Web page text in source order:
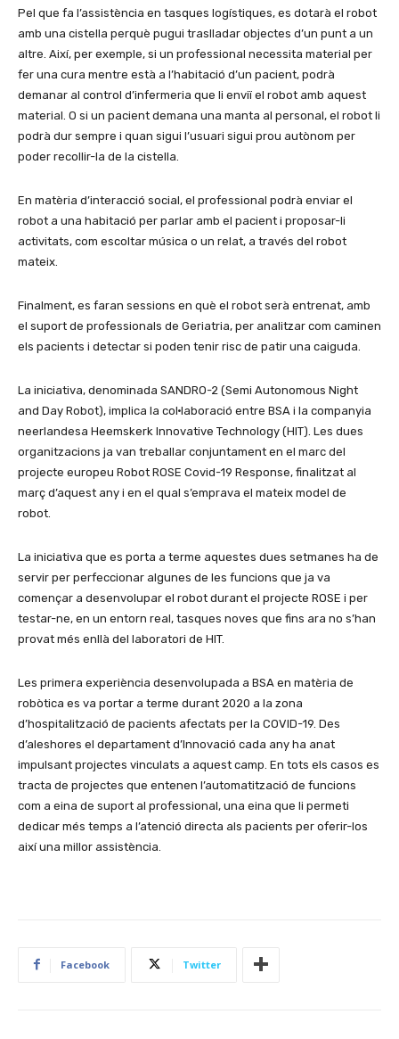
Pel que fa l’assistència en tasques logístiques, es dotarà el robot
amb una cistella perquè pugui traslladar objectes d’un punt a un
altre. Així, per exemple, si un professional necessita material per
fer una cura mentre està a l’habitació d’un pacient, podrà
demanar al control d’infermeria que li enviï el robot amb aquest
material. O si un pacient demana una manta al personal, el robot li
podrà dur sempre i quan sigui l’usuari sigui prou autònom per
poder recollir-la de la cistella.
En matèria d’interacció social, el professional podrà enviar el
robot a una habitació per parlar amb el pacient i proposar-li
activitats, com escoltar música o un relat, a través del robot
mateix.
Finalment, es faran sessions en què el robot serà entrenat, amb
el suport de professionals de Geriatria, per analitzar com caminen
els pacients i detectar si poden tenir risc de patir una caiguda.
La iniciativa, denominada SANDRO-2 (Semi Autonomous Night
and Day Robot), implica la col·laboració entre BSA i la companyia
neerlandesa Heemskerk Innovative Technology (HIT). Les dues
organitzacions ja van treballar conjuntament en el marc del
projecte europeu Robot ROSE Covid-19 Response, finalitzat al
març d’aquest any i en el qual s’emprava el mateix model de
robot.
La iniciativa que es porta a terme aquestes dues setmanes ha de
servir per perfeccionar algunes de les funcions que ja va
començar a desenvolupar el robot durant el projecte ROSE i per
testar-ne, en un entorn real, tasques noves que fins ara no s’han
provat més enllà del laboratori de HIT.
Les primera experiència desenvolupada a BSA en matèria de
robòtica es va portar a terme durant 2020 a la zona
d’hospitalització de pacients afectats per la COVID-19. Des
d’aleshores el departament d’Innovació cada any ha anat
impulsant projectes vinculats a aquest camp. En tots els casos es
tracta de projectes que entenen l’automatització de funcions
com a eina de suport al professional, una eina que li permeti
dedicar més temps a l’atenció directa als pacients per oferir-los
així una millor assistència.
Facebook Twitter